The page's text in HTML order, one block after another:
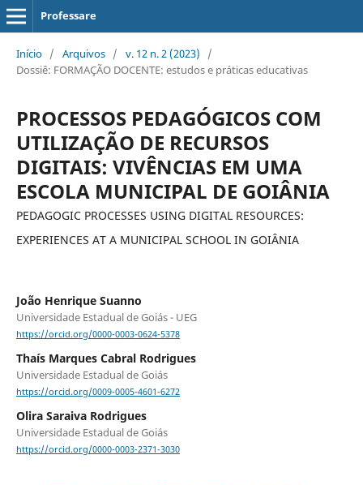
Professare
Início / Arquivos / v. 12 n. 2 (2023)
/
Dossiê: FORMAÇÃO DOCENTE: estudos e práticas educativas
PROCESSOS PEDAGÓGICOS COM
UTILIZAÇÃO DE RECURSOS
DIGITAIS: VIVÊNCIAS EM UMA
ESCOLA MUNICIPAL DE GOIÂNIA
PEDAGOGIC PROCESSES USING DIGITAL RESOURCES:
EXPERIENCES AT A MUNICIPAL SCHOOL IN GOIÂNIA
João Henrique Suanno
Universidade Estadual de Goiás - UEG
https://orcid.org/0000-0003-0624-5378
Thaís Marques Cabral Rodrigues
Universidade Estadual de Goiás
https://orcid.org/0009-0005-4601-6272
Olira Saraiva Rodrigues
Universidade Estadual de Goiás
https://orcid.org/0000-0003-2371-3030